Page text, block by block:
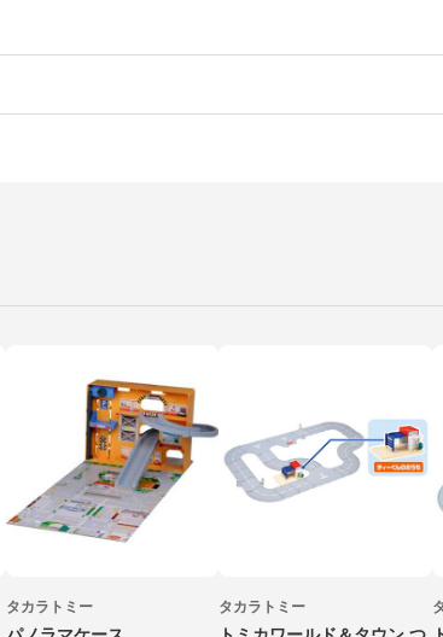
タカラトミー タカラトミー